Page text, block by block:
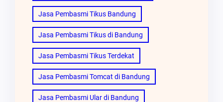
Jasa Pembasmi Tikus Bandung
Jasa Pembasmi Tikus di Bandung
Jasa Pembasmi Tikus Terdekat
Jasa Pembasmi Tomcat di Bandung
Jasa Pembasmi Ular di Bandung